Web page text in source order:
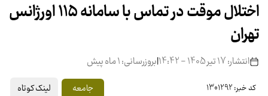
اختلال موقت در تماس با سامانه ۱۱۵ اورژانس
تهران
انتشار: 17 تیر 1405 - 14:42 |بروزرسانی: 1 ماه پیش
کد خبر: 1301292 جامعه لینک کوتاه